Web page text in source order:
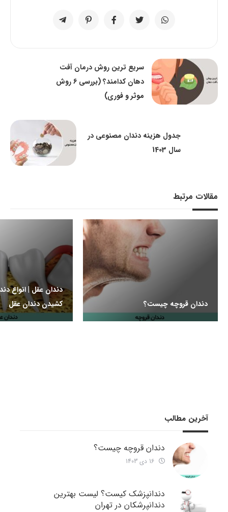
سریع ترین روش درمان آفت
دهان کدامند؟ (بررسی 6 روش
موثر و فوری)
جدول هزینه دندان مصنوعی در
سال 1403
مقالات مرتبط
دندان قروچه چیست؟
دندان عقل | انواع
کشیدن دندان عقل
آخرین مطالب
دندان قروچه چیست؟
دندانپزشک کیست؟ لیست بهترین
دندانپرشکان در تهران